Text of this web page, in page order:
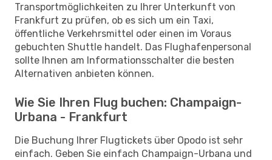
Transportmöglichkeiten zu Ihrer Unterkunft von
Frankfurt zu prüfen, ob es sich um ein Taxi,
öffentliche Verkehrsmittel oder einen im Voraus
gebuchten Shuttle handelt. Das Flughafenpersonal
sollte Ihnen am Informationsschalter die besten
Alternativen anbieten können.
Wie Sie Ihren Flug buchen: Champaign-
Urbana - Frankfurt
Die Buchung Ihrer Flugtickets über Opodo ist sehr
einfach. Geben Sie einfach Champaign-Urbana und